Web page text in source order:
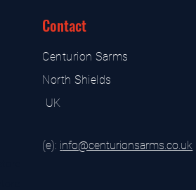
Contact
Centurion Sarms
North Shields
UK
(e): info@centurionsarms.co.uk